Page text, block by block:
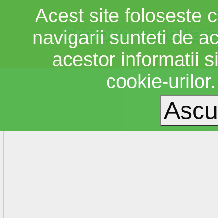
Craiova
Acest site foloseste
navigarii sunteti de
acestor informatii
cookie-